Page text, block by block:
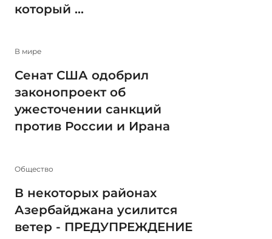
который ...
В мире
Сенат США одобрил
законопроект об
ужесточении санкций
против России и Ирана
Общество
В некоторых районах
Азербайджана усилится
ветер - ПРЕДУПРЕЖДЕНИЕ